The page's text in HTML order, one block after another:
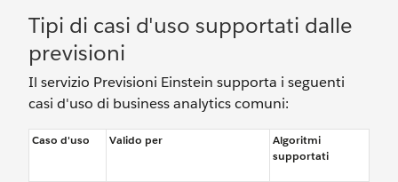
Tipi di casi d'uso supportati dalle
previsioni
Il servizio Previsioni Einstein supporta i seguenti
casi d'uso di business analytics comuni:
Caso d'uso Valido per
Algoritmi
supportati